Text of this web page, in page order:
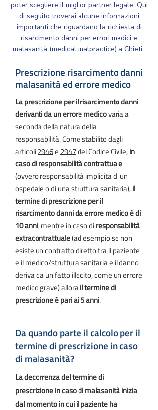
poter scegliere il miglior partner legale. Qui
di seguito troverai alcune informazioni
importanti che riguardano la richiesta di
risarcimento danni per errori medici e
malasanità (medical malpractice) a Chieti: ​​
Prescrizione risarcimento danni
malasanità ed errore medico
La prescrizione per il risarcimento danni
derivanti da un errore medicovaria a
seconda della natura della
responsabilità. Come stabilito dagli
articoli2946e 2947del Codice Civile,in
caso di responsabilità contrattuale
(ovvero responsabilità implicita di un
ospedale o di una struttura sanitaria),il
termine di prescrizione per il
risarcimento danni da errore medico è di
10 anni, mentre in caso diresponsabilità
extracontrattuale(ad esempio se non
esiste un contratto diretto tra il paziente
e il medico/struttura sanitaria e il danno
deriva da un fatto illecito, come un errore
medico grave) allorail termine di
prescrizione è pari ai 5 anni.
Da quando parte il calcolo per il
termine di prescrizione in caso
di malasanità?
La decorrenza del termine di
prescrizione in caso di malasanità inizia
dal momento in cui il paziente ha